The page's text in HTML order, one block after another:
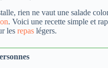
rien ne vaut une salade
. Voici une recette simple et
les repas légers.